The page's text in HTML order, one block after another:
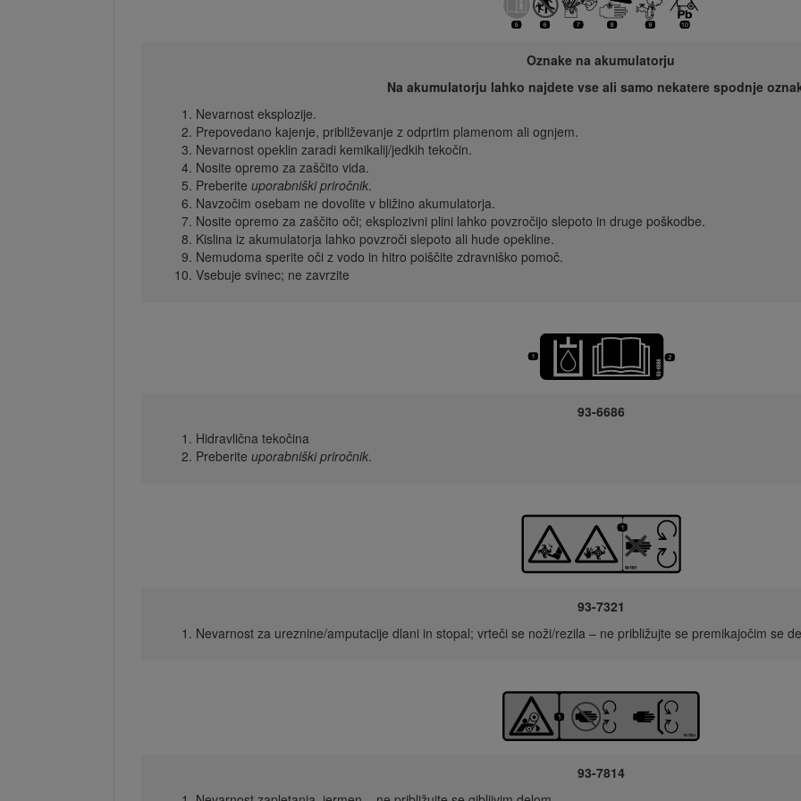
Oznake na akumulatorju
Na akumulatorju lahko najdete vse ali samo nekatere spodnje
Nevarnost eksplozije.
Prepovedano kajenje, približevanje z odprtim plamenom ali ognjem.
Nevarnost opeklin zaradi kemikalij/jedkih tekočin.
Nosite opremo za zaščito vida.
Preberite uporabniški priročnik.
Navzočim osebam ne dovolite v bližino akumulatorja.
Nosite opremo za zaščito oči; eksplozivni plini lahko povzročijo slepoto in druge poškodbe.
Kislina iz akumulatorja lahko povzroči slepoto ali hude opekline.
Nemudoma sperite oči z vodo in hitro poiščite zdravniško pomoč.
Vsebuje svinec; ne zavrzite
93-6686
Hidravlična tekočina
Preberite uporabniški priročnik.
93-7321
Nevarnost za ureznine/amputacije dlani in stopal; vrteči se noži/rezila – ne približujte se premikajočim se
93-7814